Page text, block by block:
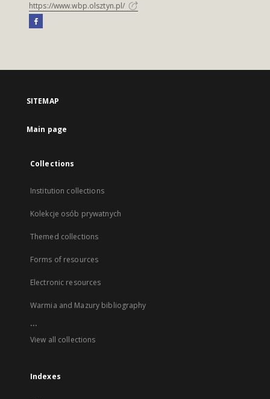
https://www.wbp.olsztyn.pl/
SITEMAP
Main page
Collections
Institution collections
Kolekcje osób prywatnych
Themed collections
Forms of resources
Electronic resources
Warmia and Mazury bibliography
...
View all collections
Indexes